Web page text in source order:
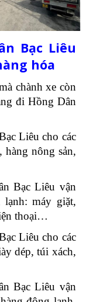
Bạc Liêu
hóa
chành xe còn
đi Hồng Dân
Liêu cho các
hàng nông sản,
Bạc Liêu vận
lạnh: máy giặt,
thoại…
Liêu cho các
dép, túi xách,
Bạc Liêu vận